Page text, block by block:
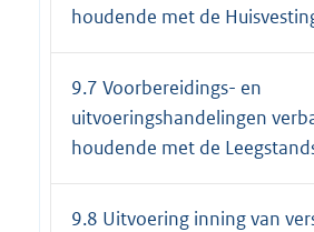
houdende met de
9.7 Voorbereidings- en
uitvoeringshandelingen
houdende met de
9.8 Uitvoering inning van